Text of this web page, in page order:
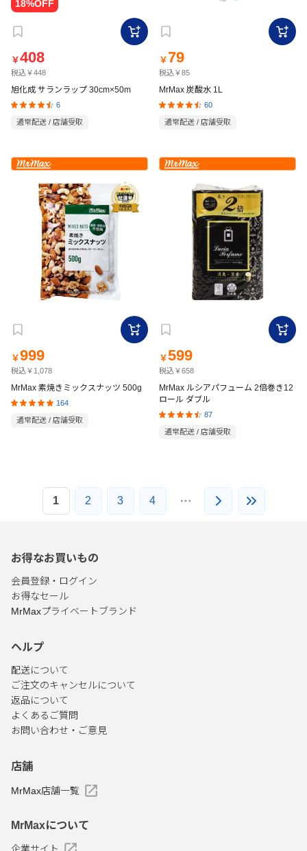
￥408
税込￥448
旭化成 サランラップ 30cm×50m
6
通常配送 / 店舗受取
￥ 79
税込￥85
MrMax 炭酸水 1L
60
通常配送 / 店舗受取
￥999
税込￥1,078
MrMax 素焼きミックスナッツ 500g
164
通常配送 / 店舗受取
￥599
税込￥658
MrMax ルシアパフューム 2倍巻き12
ロール ダブル
87
通常配送 / 店舗受取
1 2 3 4
お得なお買いもの
会員登録・ログイン
お得なセール
MrMaxプライベートブランド
ヘルプ
配送について
ご注文のキャンセルについて
返品について
よくあるご質問
お問い合わせ・ご意見
店舗
MrMax店舗一覧
MrMaxについて